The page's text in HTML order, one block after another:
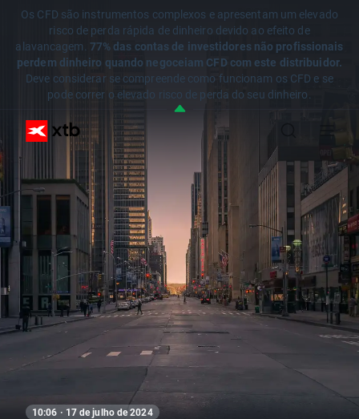
Os CFD são instrumentos complexos e apresentam um elevado
risco de perda rápida de dinheiro devido ao efeito de
alavancagem. 77% das contas de investidores não profissionais
perdem dinheiro quando negoceiam CFD com este distribuidor.
Deve considerar se compreende como funcionam os CFD e se
pode correr o elevado risco de perda do seu dinheiro.
10:06 · 17 de julho de 2024